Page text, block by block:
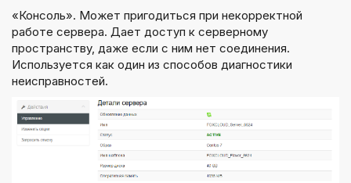
«Консоль». Может пригодиться при некорректной
работе сервера. Дает доступ к серверному
пространству, даже если с ним нет соединения.
Используется как один из способов диагностики
неисправностей.